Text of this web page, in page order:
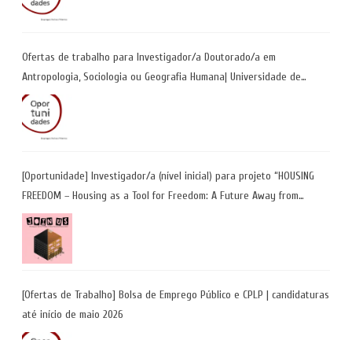
Ofertas de trabalho para Investigador/a Doutorado/a em
Antropologia, Sociologia ou Geografia Humana| Universidade de
Coimbra | Candidaturas até 29 de maio 2026
[Oportunidade] Investigador/a (nível inicial) para projeto “HOUSING
FREEDOM – Housing as a Tool for Freedom: A Future Away from
Incarceration” | até 8 de maio
[Ofertas de Trabalho] Bolsa de Emprego Público e CPLP | candidaturas
até início de maio 2026